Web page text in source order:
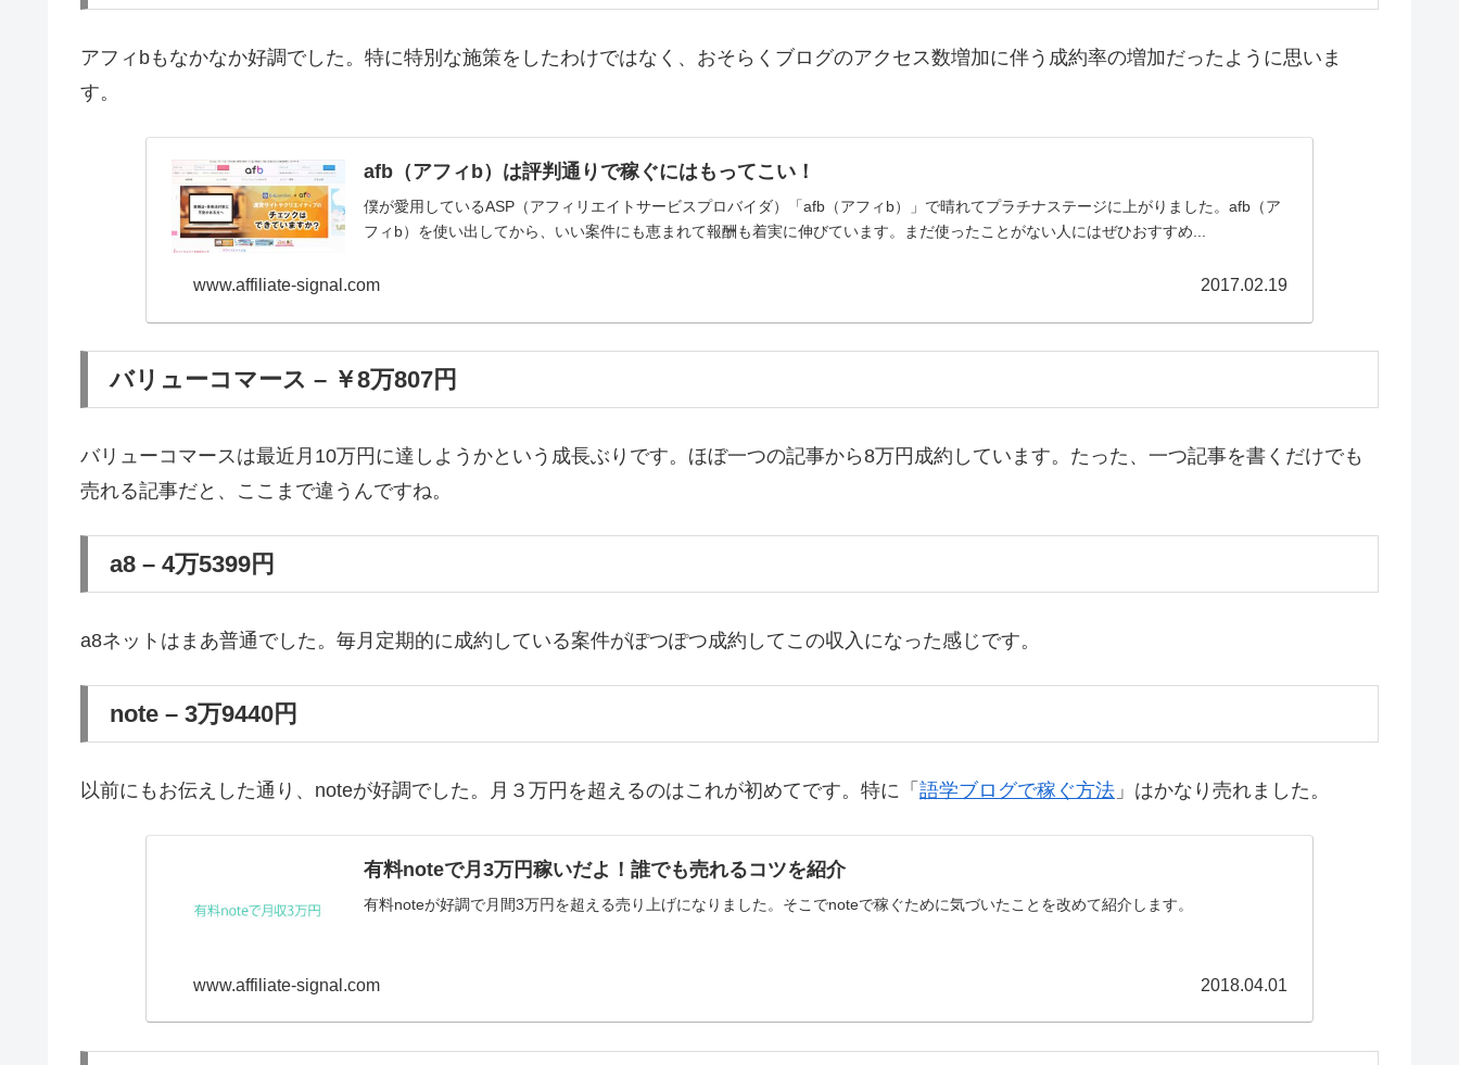
アフィbもなかなか好調でした。特に特別な施策をしたわけではなく、おそらくブログのアクセス数増加に伴う成約率の増加だったように思いま
す。
afb（アフィb）は評判通りで稼ぐにはもってこい！
僕が愛用しているASP（アフィリエイトサービスプロバイダ）「afb（アフィb）」で晴れてプラチナステージに上がりました。afb（ア
フィb）を使い出してから、いい案件にも恵まれて報酬も着実に伸びています。まだ使ったことがない人にはぜひおすすめ...
www.affiliate-signal.com 2017.02.19
バリューコマース – ￥8万807円
バリューコマースは最近月10万円に達しようかという成長ぶりです。ほぼ一つの記事から8万円成約しています。たった、一つ記事を書くだけでも
売れる記事だと、ここまで違うんですね。
a8 – 4万5399円
a8ネットはまあ普通でした。毎月定期的に成約している案件がぽつぽつ成約してこの収入になった感じです。
note – 3万9440円
以前にもお伝えした通り、noteが好調でした。月３万円を超えるのはこれが初めてです。特に「 語学ブログで稼ぐ方法 」はかなり売れました。
有料noteで月3万円稼いだよ！誰でも売れるコツを紹介
有料noteが好調で月間3万円を超える売り上げになりました。そこでnoteで稼ぐために気づいたことを改めて紹介します。
www.affiliate-signal.com 2018.04.01